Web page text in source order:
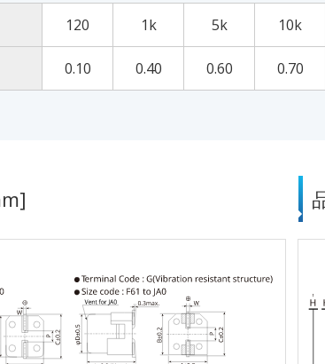
120 1k 5k 10k
0.10 0.40 0.60 0.70